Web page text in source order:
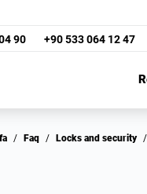
90 +90 533 064 12 47
/ Faq / Locks and security /